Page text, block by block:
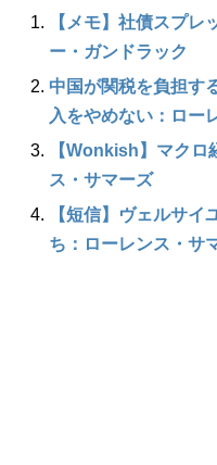
【メモ】社債スプレ
ー・ガンドラック
中国が関税を負担す
入をやめない：ロー
【Wonkish】マクロ
ス・サマーズ
【短信】ヴェルサイ
ち：ローレンス・サ